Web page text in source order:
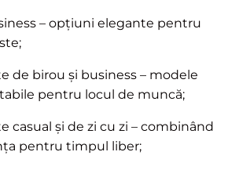
– opțiuni elegante pentru
birou și business – modele
pentru locul de muncă;
și de zi cu zi – combinând
pentru timpul liber;